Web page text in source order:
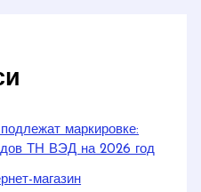
маркировке:
ТН ВЭД на 2026 год
магазин